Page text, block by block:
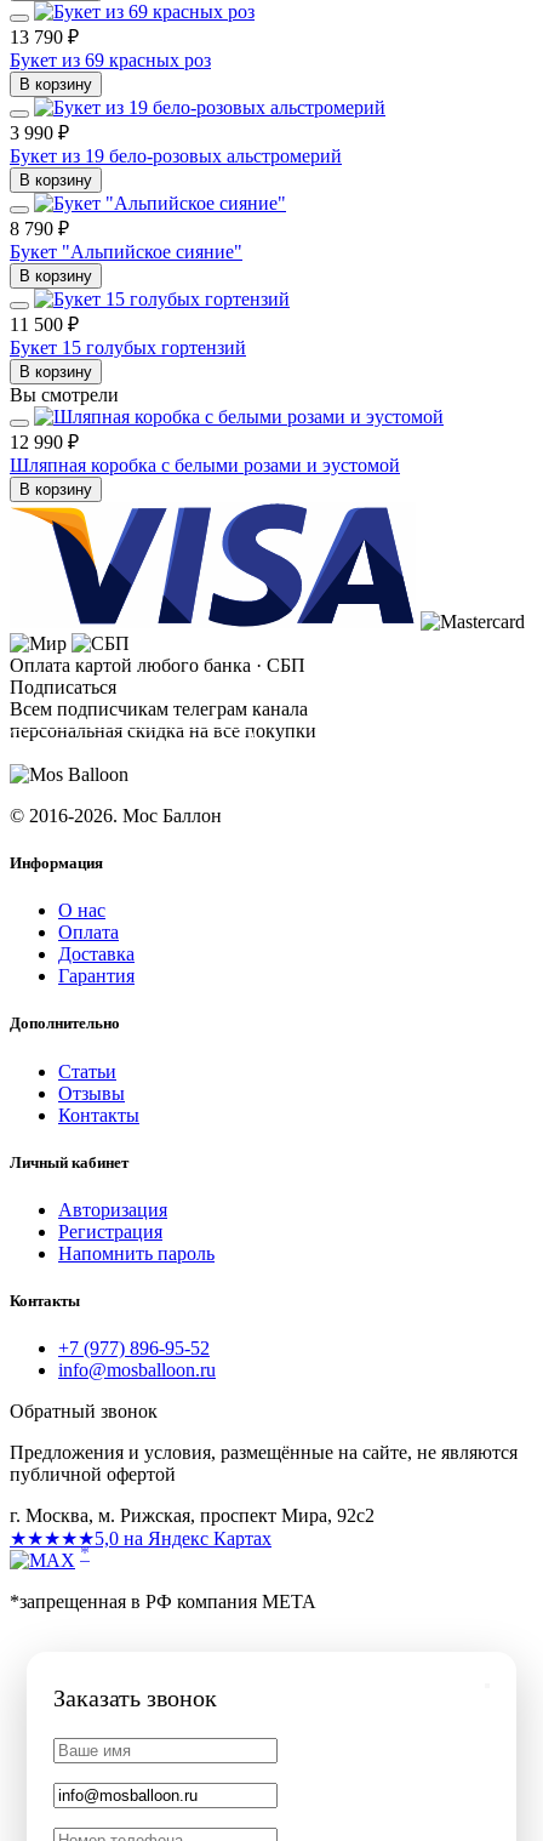
13 790 ₽
Букет из 69 красных роз
В корзину
3 990 ₽
Букет из 19 бело-розовых альстромерий
В корзину
8 790 ₽
Букет "Альпийское сияние"
В корзину
11 500 ₽
Букет 15 голубых гортензий
В корзину
Вы смотрели
12 990 ₽
Шляпная коробка с белыми розами и эустомой
В корзину
Оплата картой любого банка · СБП
Подписаться
Всем подписчикам телеграм канала
персональная скидка на все покупки
© 2016-2026. Мос Баллон
Информация
О нас
Оплата
Доставка
Гарантия
Дополнительно
Статьи
Отзывы
Контакты
Личный кабинет
Авторизация
Регистрация
Напомнить пароль
Контакты
+7 (977) 896-95-52
info@mosballoon.ru
Обратный звонок
Предложения и условия, размещённые на сайте, не являются
публичной офертой
г. Москва, м. Рижская, проспект Мира, 92с2
★★★★★5,0 на Яндекс Картах
*
*запрещенная в РФ компания МЕТА
Заказать звонок